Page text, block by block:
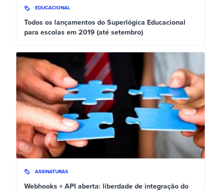
EDUCACIONAL
Todos os lançamentos do Superlógica Educacional
para escolas em 2019 (até setembro)
ASSINATURAS
Webhooks + API aberta: liberdade de integração do